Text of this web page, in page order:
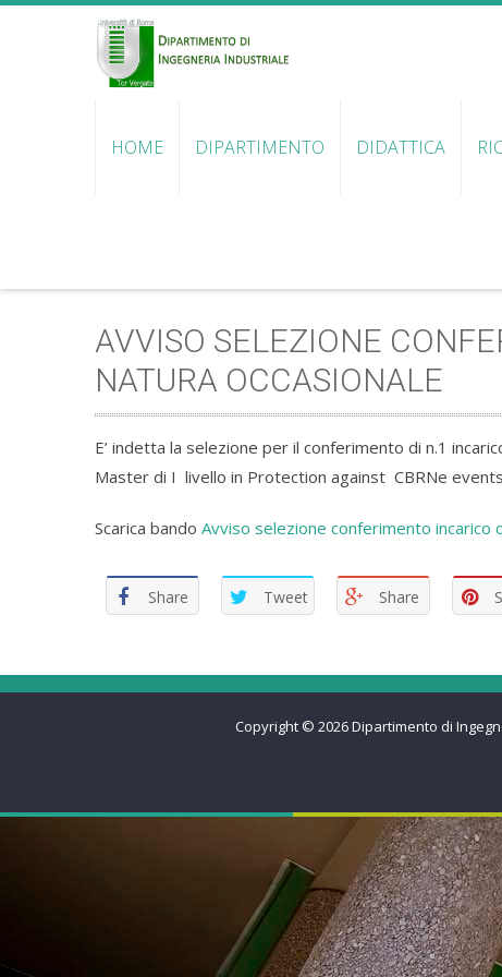
HOME DIPARTIMENTO DIDATTICA
AVVISO SELEZIONE
NATURA OCCASIONALE
E’ indetta la selezione per il conferimento di n.1
Master di I livello in Protection against CBRNe
Scarica bando Avviso selezione conferimento incarico
Share Tweet Share
Copyright © 2026Dipartimento di